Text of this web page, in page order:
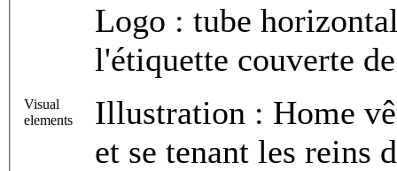
Visual
elements
Logo : tube
l'étiquette couverte
Illustration : Home
et se tenant les reins